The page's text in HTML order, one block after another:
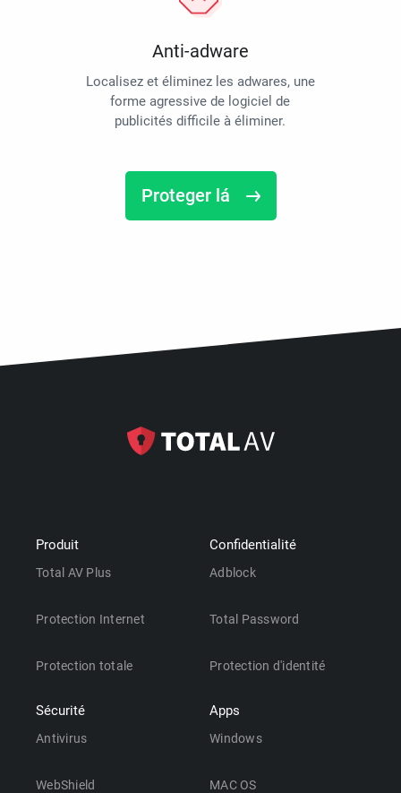
Anti-adware
Localisez et éliminez les adwares, une
forme agressive de logiciel de
publicités difficile à éliminer.
Proteger lá
Produit
Total AV Plus
Protection Internet
Protection totale
Sécurité
Antivirus
WebShield
Confidentialité
Adblock
Total Password
Protection d'identité
Apps
Windows
MAC OS